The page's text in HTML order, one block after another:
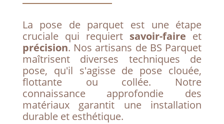
La pose de parquet est une étape
cruciale qui requiert savoir-faire et
précision. Nos artisans de BS Parquet
maîtrisent diverses techniques de
pose, qu'il s'agisse de pose clouée,
flottante ou collée. Notre
connaissance approfondie des
matériaux garantit une installation
durable et esthétique.